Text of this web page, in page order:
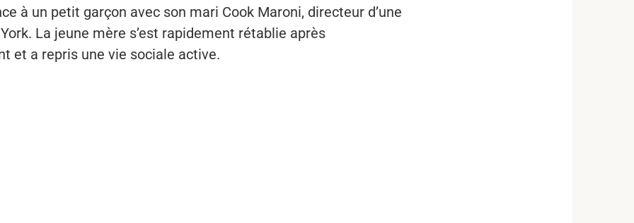
à un petit garçon avec son mari Cook Maroni, directeur d’une
La jeune mère s’est rapidement rétablie après
et a repris une vie sociale active.